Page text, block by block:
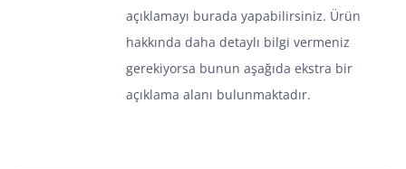
açıklamayı burada yapabilirsiniz. Ürün
hakkında daha detaylı bilgi vermeniz
gerekiyorsa bunun aşağıda ekstra bir
açıklama alanı bulunmaktadır.